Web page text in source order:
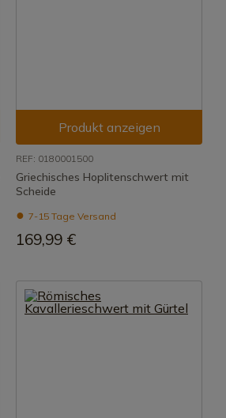
Produkt anzeigen
REF: 0180001500
Griechisches Hoplitenschwert mit
Scheide
7-15 Tage Versand
169,99 €